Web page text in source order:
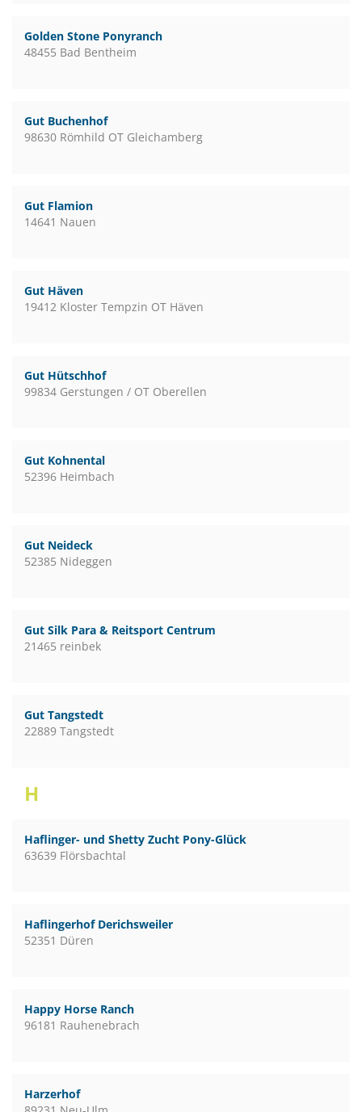
Golden Stone Ponyranch
48455 Bad Bentheim
Gut Buchenhof
98630 Römhild OT Gleichamberg
Gut Flamion
14641 Nauen
Gut Häven
19412 Kloster Tempzin OT Häven
Gut Hütschhof
99834 Gerstungen / OT Oberellen
Gut Kohnental
52396 Heimbach
Gut Neideck
52385 Nideggen
Gut Silk Para & Reitsport Centrum
21465 reinbek
Gut Tangstedt
22889 Tangstedt
H
Haflinger- und Shetty Zucht Pony-Glück
63639 Flörsbachtal
Haflingerhof Derichsweiler
52351 Düren
Happy Horse Ranch
96181 Rauhenebrach
Harzerhof